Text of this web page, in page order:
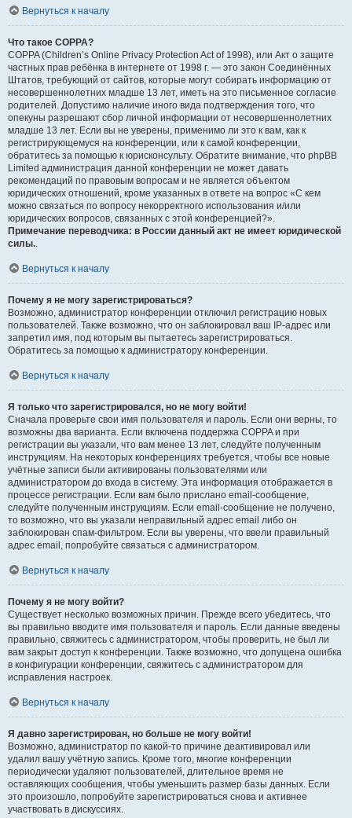
Вернуться к началу
Что такое COPPA?
COPPA (Children’s Online Privacy Protection Act of 1998), или Акт о защите
частных прав ребёнка в интернете от 1998 г. — это закон Соединённых
Штатов, требующий от сайтов, которые могут собирать информацию от
несовершеннолетних младше 13 лет, иметь на это письменное согласие
родителей. Допустимо наличие иного вида подтверждения того, что
опекуны разрешают сбор личной информации от несовершеннолетних
младше 13 лет. Если вы не уверены, применимо ли это к вам, как к
регистрирующемуся на конференции, или к самой конференции,
обратитесь за помощью к юрисконсульту. Обратите внимание, что phpBB
Limited администрация данной конференции не может давать
рекомендаций по правовым вопросам и не является объектом
юридических отношений, кроме указанных в ответе на вопрос «С кем
можно связаться по вопросу некорректного использования и/или
юридических вопросов, связанных с этой конференцией?».
Примечание переводчика: в России данный акт не имеет юридической
силы.
Вернуться к началу
Почему я не могу зарегистрироваться?
Возможно, администратор конференции отключил регистрацию новых
пользователей. Также возможно, что он заблокировал ваш IP-адрес или
запретил имя, под которым вы пытаетесь зарегистрироваться.
Обратитесь за помощью к администратору конференции.
Вернуться к началу
Я только что зарегистрировался, но не могу войти!
Сначала проверьте свои имя пользователя и пароль. Если они верны, то
возможны два варианта. Если включена поддержка COPPA и при
регистрации вы указали, что вам менее 13 лет, следуйте полученным
инструкциям. На некоторых конференциях требуется, чтобы все новые
учётные записи были активированы пользователями или
администратором до входа в систему. Эта информация отображается в
процессе регистрации. Если вам было прислано email-сообщение,
следуйте полученным инструкциям. Если email-сообщение не получено,
то возможно, что вы указали неправильный адрес email либо он
заблокирован спам-фильтром. Если вы уверены, что ввели правильный
адрес email, попробуйте связаться с администратором.
Вернуться к началу
Почему я не могу войти?
Существует несколько возможных причин. Прежде всего убедитесь, что
вы правильно вводите имя пользователя и пароль. Если данные введены
правильно, свяжитесь с администратором, чтобы проверить, не был ли
вам закрыт доступ к конференции. Также возможно, что допущена ошибка
в конфигурации конференции, свяжитесь с администратором для
исправления настроек.
Вернуться к началу
Я давно зарегистрирован, но больше не могу войти!
Возможно, администратор по какой-то причине деактивировал или
удалил вашу учётную запись. Кроме того, многие конференции
периодически удаляют пользователей, длительное время не
оставляющих сообщения, чтобы уменьшить размер базы данных. Если
это произошло, попробуйте зарегистрироваться снова и активнее
участвовать в дискуссиях.